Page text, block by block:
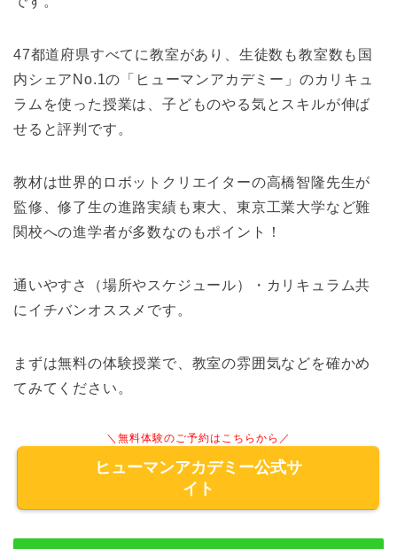
47都道府県すべてに教室があり、生徒数も教室数も国
内シェアNo.1の「ヒューマンアカデミー」のカリキュ
ラムを使った授業は、子どものやる気とスキルが伸ば
せると評判です。
教材は世界的ロボットクリエイターの高橋智隆先生が
監修、修了生の進路実績も東大、東京工業大学など難
関校への進学者が多数なのもポイント！
通いやすさ（場所やスケジュール）・カリキュラム共
にイチバンオススメです。
まずは無料の体験授業で、教室の雰囲気などを確かめ
てみてください。
＼無料体験のご予約はこちらから／
ヒューマンアカデミー公式サ
イト